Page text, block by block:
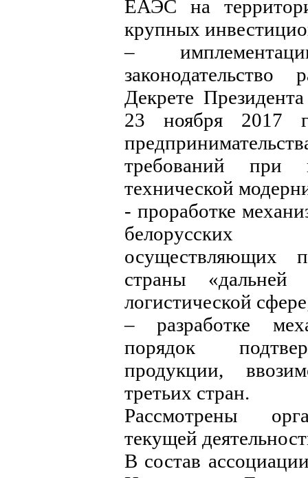
ЕАЭС на
крупных
–
Декрете
23 ноября
требований при
технической
- проработке
белорусских
осуществляющих
страны
логистической
– разработке
порядок
продукции,
третьих стран.
Рассмотрены
текущей
В состав